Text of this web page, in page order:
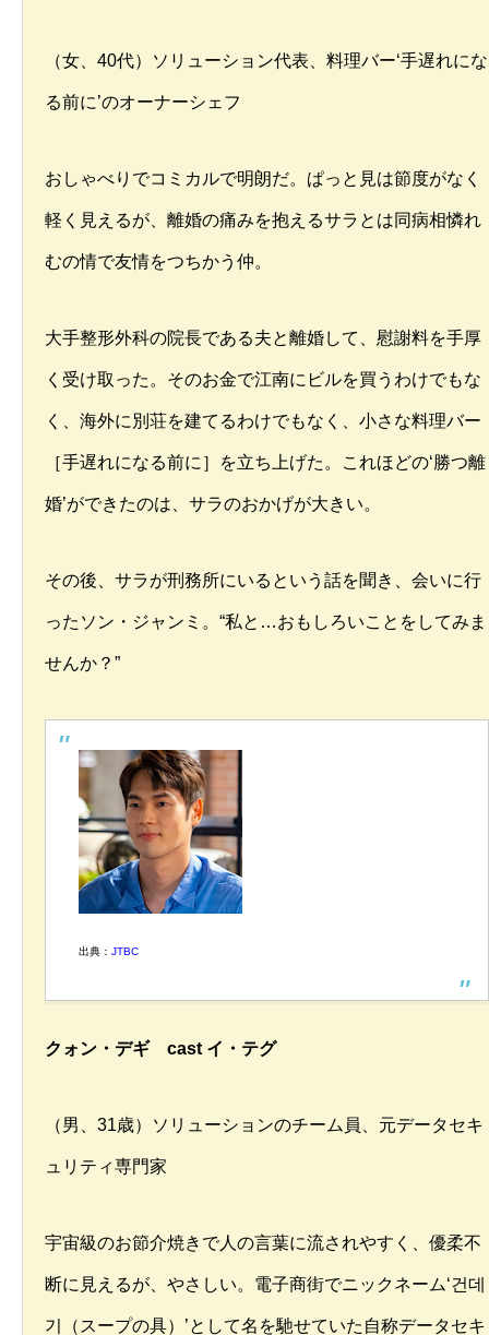
（女、40代）ソリューション代表、料理バー‘手遅れにな
る前に’のオーナーシェフ
おしゃべりでコミカルで明朗だ。ぱっと見は節度がなく
軽く見えるが、離婚の痛みを抱えるサラとは同病相憐れ
むの情で友情をつちかう仲。
大手整形外科の院長である夫と離婚して、慰謝料を手厚
く受け取った。そのお金で江南にビルを買うわけでもな
く、海外に別荘を建てるわけでもなく、小さな料理バー
［手遅れになる前に］を立ち上げた。これほどの‘勝つ離
婚’ができたのは、サラのおかげが大きい。
その後、サラが刑務所にいるという話を聞き、会いに行
ったソン・ジャンミ。“私と…おもしろいことをしてみま
せんか？”
出典： JTBC
クォン・デギ cast イ・テグ
（男、31歳）ソリューションのチーム員、元データセキ
ュリティ専門家
宇宙級のお節介焼きで人の言葉に流されやすく、優柔不
断に見えるが、やさしい。電子商街でニックネーム‘건데
기（スープの具）’として名を馳せていた自称データセキ